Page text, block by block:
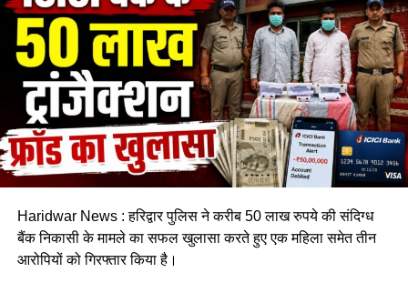
Haridwar News : हरिद्वार पुलिस ने करीब 50 लाख रुपये की संदिग्ध
बैंक निकासी के मामले का सफल खुलासा करते हुए एक महिला समेत तीन
आरोपियों को गिरफ्तार किया है।